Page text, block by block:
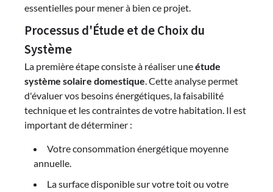
essentielles pour mener à bien ce projet.
Processus d'Étude et de Choix du
Système
La première étape consiste à réaliser uneétude
système solaire domestique. Cette analyse permet
d'évaluer vos besoins énergétiques, la faisabilité
technique et les contraintes de votre habitation. Il est
important de déterminer :
Votre consommation énergétique moyenne
annuelle.
La surface disponible sur votre toit ou votre